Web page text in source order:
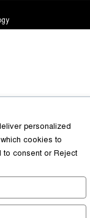
নারী মাদক
personalized
cookies to
to consent orReject